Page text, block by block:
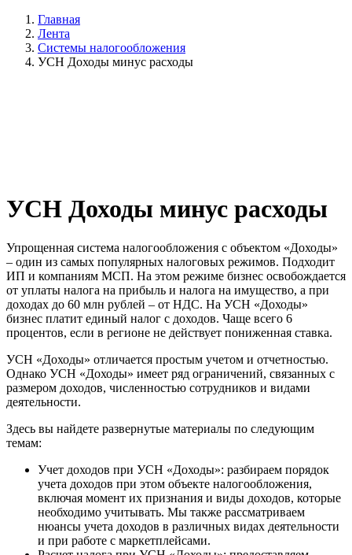
Главная
Лента
Системы налогообложения
УСН Доходы минус расходы
УСН Доходы минус расходы
Упрощенная система налогообложения с объектом «Доходы»
– один из самых популярных налоговых режимов. Подходит
ИП и компаниям МСП. На этом режиме бизнес освобождается
от уплаты налога на прибыль и налога на имущество, а при
доходах до 60 млн рублей – от НДС. На УСН «Доходы»
бизнес платит единый налог с доходов. Чаще всего 6
процентов, если в регионе не действует пониженная ставка.
УСН «Доходы» отличается простым учетом и отчетностью.
Однако УСН «Доходы» имеет ряд ограничений, связанных с
размером доходов, численностью сотрудников и видами
деятельности.
Здесь вы найдете развернутые материалы по следующим
темам:
Учет доходов при УСН «Доходы»: разбираем порядок
учета доходов при этом объекте налогообложения,
включая момент их признания и виды доходов, которые
необходимо учитывать. Мы также рассматриваем
нюансы учета доходов в различных видах деятельности
и при работе с маркетплейсами.